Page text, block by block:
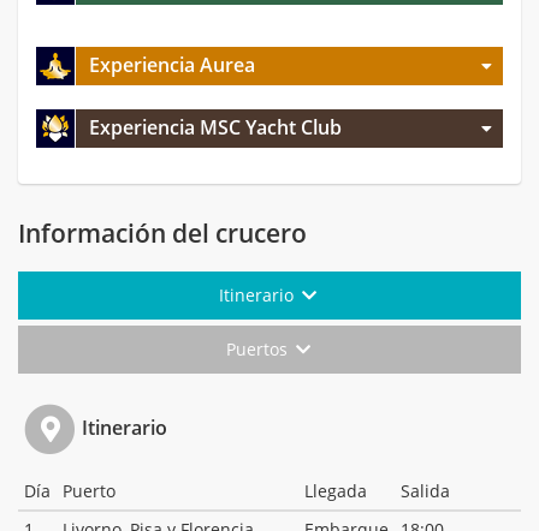
Experiencia Aurea
Experiencia MSC Yacht Club
Información del crucero
Itinerario
Puertos
Itinerario
Día Puerto Llegada
Salida